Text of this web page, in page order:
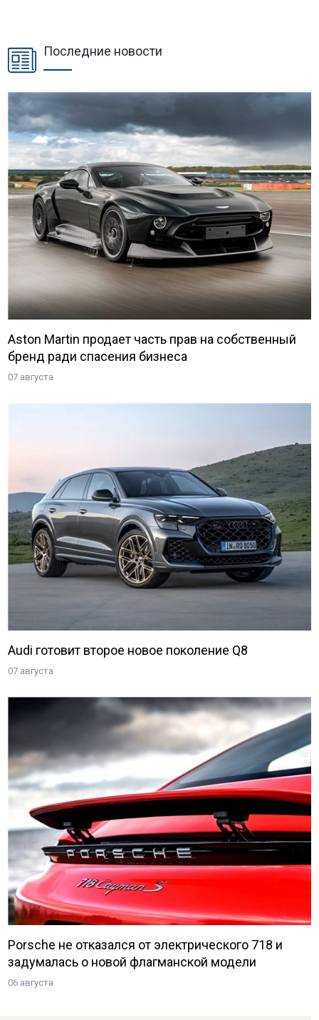
Последние новости
Aston Martin продает часть прав на собственный
бренд ради спасения бизнеса
07 августа
Audi готовит второе новое поколение Q8
07 августа
Porsche не отказался от электрического 718 и
задумалась о новой флагманской модели
06 августа